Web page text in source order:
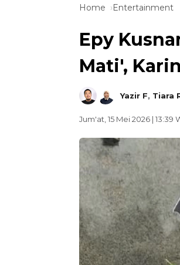
Home Entertainment
Epy
Mati',
Yazir F, Tiara
Jum'at, 15 Mei 2026 | 13:39